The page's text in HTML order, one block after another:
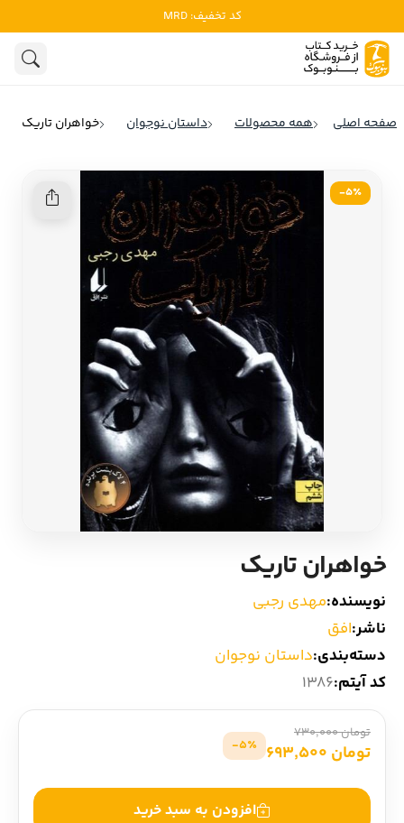
کد تخفیف: MRD
ادبیات
تاریخ و سیاست
ادبیات انگلیس
ادبیات فرانسه
ادبیات ایتالیا
ادبیات روسیه
ادبیات آمریکای لاتین
ادبیات آلمان
ادبیات ترکیه
ادبیات آسیا
سایر کشورهای اروپا
داستان کوتاه
شعر و متون کهن
صفحه اصلی همه محصولات داستان نوجوان خواهران تاریک
5٪-
خواهران تاریک
نویسنده:مهدی رجبی
ناشر:افق
دسته‌بندی:داستان نوجوان
کد آیتم:1386
تومان 730,000
تومان 693,500 5٪-
افزودن به سبد خرید